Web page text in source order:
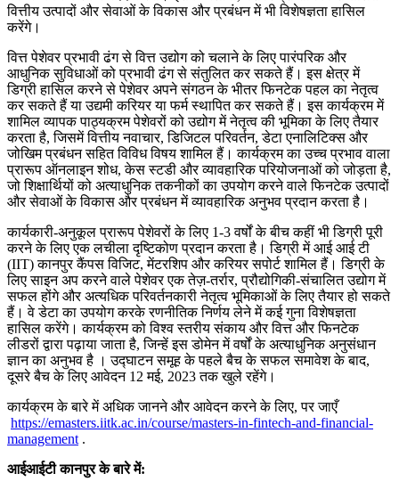
वित्तीय उत्पादों और सेवाओं के विकास और प्रबंधन में भी विशेषज्ञता हासिल
करेंगे।
वित्त पेशेवर प्रभावी ढंग से वित्त उद्योग को चलाने के लिए पारंपरिक और
आधुनिक सुविधाओं को प्रभावी ढंग से संतुलित कर सकते हैं। इस क्षेत्र में
डिग्री हासिल करने से पेशेवर अपने संगठन के भीतर फिनटेक पहल का नेतृत्व
कर सकते हैं या उद्यमी करियर या फर्म स्थापित कर सकते हैं। इस कार्यक्रम में
शामिल व्यापक पाठ्यक्रम पेशेवरों को उद्योग में नेतृत्व की भूमिका के लिए तैयार
करता है, जिसमें वित्तीय नवाचार, डिजिटल परिवर्तन, डेटा एनालिटिक्स और
जोखिम प्रबंधन सहित विविध विषय शामिल हैं। कार्यक्रम का उच्च प्रभाव वाला
प्रारूप ऑनलाइन शोध, केस स्टडी और व्यावहारिक परियोजनाओं को जोड़ता है,
जो शिक्षार्थियों को अत्याधुनिक तकनीकों का उपयोग करने वाले फिनटेक उत्पादों
और सेवाओं के विकास और प्रबंधन में व्यावहारिक अनुभव प्रदान करता है।
कार्यकारी-अनुकूल प्रारूप पेशेवरों के लिए 1-3 वर्षों के बीच कहीं भी डिग्री पूरी
करने के लिए एक लचीला दृष्टिकोण प्रदान करता है। डिग्री में आई आई टी
(IIT) कानपुर कैंपस विजिट, मेंटरशिप और करियर सपोर्ट शामिल हैं। डिग्री के
लिए साइन अप करने वाले पेशेवर एक तेज़-तर्रार, प्रौद्योगिकी-संचालित उद्योग में
सफल होंगे और अत्यधिक परिवर्तनकारी नेतृत्व भूमिकाओं के लिए तैयार हो सकते
हैं। वे डेटा का उपयोग करके रणनीतिक निर्णय लेने में कई गुना विशेषज्ञता
हासिल करेंगे। कार्यक्रम को विश्व स्तरीय संकाय और वित्त और फिनटेक
लीडरों द्वारा पढ़ाया जाता है, जिन्हें इस डोमेन में वर्षों के अत्याधुनिक अनुसंधान
ज्ञान का अनुभव है । उद्घाटन समूह के पहले बैच के सफल समावेश के बाद,
दूसरे बैच के लिए आवेदन 12 मई, 2023 तक खुले रहेंगे।
कार्यक्रम के बारे में अधिक जानने और आवेदन करने के लिए, पर जाएँ
https://emasters.iitk.ac.in/course/masters-in-fintech-and-financial-
management .
आईआईटी कानपुर के बारे में: